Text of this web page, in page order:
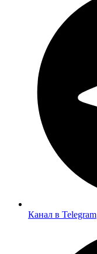
Канал в Telegram